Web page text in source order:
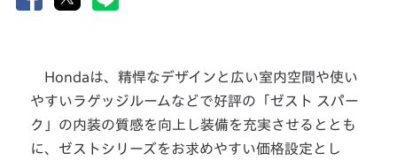
Hondaは、精悍なデザインと広い室内空間や使い
やすいラゲッジルームなどで好評の「ゼスト スパー
ク」の内装の質感を向上し装備を充実させるととも
に、ゼストシリーズをお求めやすい価格設定とし